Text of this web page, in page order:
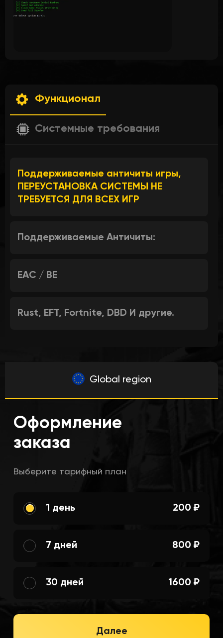
Функционал
Системные требования
Поддерживаемые античиты игры,
ПЕРЕУСТАНОВКА СИСТЕМЫ НЕ
ТРЕБУЕТСЯ ДЛЯ ВСЕХ ИГР
Поддерживаемые Античиты:
EAC / BE
Rust, EFT, Fortnite, DBD И другие.
Global region
Оформление
заказа
Выберите тарифный план
1 день 200 ₽
7 дней 800 ₽
30 дней 1600 ₽
Далее